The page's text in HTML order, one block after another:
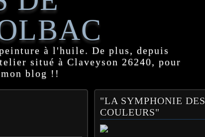
à l'huile. De plus, depuis
situé à Claveyson 26240, pour
blog !!
"LA SYMPHONIE DES
COULEURS"